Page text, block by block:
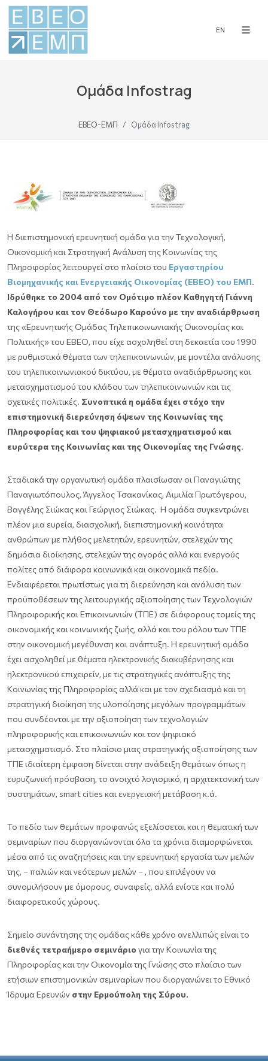
EN
Ομάδα Infostrag
ΕΒΕΟ-ΕΜΠ Ομάδα Infostrag
H διεπιστημονική ερευνητική ομάδα για την Τεχνολογική,
Οικονομική και Στρατηγική Ανάλυση της Κοινωνίας της
Πληροφορίας λειτουργεί στο πλαίσιο του Εργαστηρίου
Βιομηχανικής και Ενεργειακής Οικονομίας (ΕΒΕΟ) του ΕΜΠ.
Ιδρύθηκε το 2004 από τον Ομότιμο πλέον Καθηγητή Γιάννη
Καλογήρου και τον Θεόδωρο Καρούνο με την αναδιάρθρωση
της «Ερευνητικής Ομάδας Τηλεπικοινωνιακής Οικονομίας και
Πολιτικής» του ΕΒΕΟ, που είχε ασχοληθεί στη δεκαετία του 1990
με ρυθμιστικά θέματα των τηλεπικοινωνιών, με μοντέλα ανάλυσης
του τηλεπικοινωνιακού δικτύου, με θέματα αναδιάρθρωσης και
μετασχηματισμού του κλάδου των τηλεπικοινωνιών και τις
σχετικές πολιτικές. Συνοπτικά η ομάδα έχει στόχο την
επιστημονική διερεύνηση όψεων της Κοινωνίας της
Πληροφορίας και του ψηφιακού μετασχηματισμού και
ευρύτερα της Κοινωνίας και της Οικονομίας της Γνώσης.
Σταδιακά την οργανωτική ομάδα πλαισίωσαν οι Παναγιώτης
Παναγιωτόπουλος, Άγγελος Τσακανίκας, Αιμιλία Πρωτόγερου,
Βαγγέλης Σιώκας και Γεώργιος Σιώκας. Η ομάδα συγκεντρώνει
πλέον μια ευρεία, διασχολική, διεπιστημονική κοινότητα
ανθρώπων με πλήθος μελετητών, ερευνητών, στελεχών της
δημόσια διοίκησης, στελεχών της αγοράς αλλά και ενεργούς
πολίτες από διάφορα κοινωνικά και οικονομικά πεδία.
Ενδιαφέρεται πρωτίστως για τη διερεύνηση και ανάλυση των
προϋποθέσεων της λειτουργικής αξιοποίησης των Τεχνολογιών
Πληροφορικής και Επικοινωνιών (ΤΠΕ) σε διάφορους τομείς της
οικονομικής και κοινωνικής ζωής, αλλά και του ρόλου των ΤΠΕ
στην οικονομική μεγέθυνση και ανάπτυξη. Η ερευνητική ομάδα
έχει ασχοληθεί με θέματα ηλεκτρονικής διακυβέρνησης και
ηλεκτρονικού επιχειρείν, με τις στρατηγικές ανάπτυξης της
Κοινωνίας της Πληροφορίας αλλά και με τον σχεδιασμό και τη
στρατηγική διοίκηση της υλοποίησης μεγάλων προγραμμάτων
που συνδέονται με την αξιοποίηση των τεχνολογιών
πληροφορικής και επικοινωνιών και τον ψηφιακό
μετασχηματισμό. Στο πλαίσιο μιας στρατηγικής αξιοποίησης των
ΤΠΕ ιδιαίτερη έμφαση δίνεται στην ανάδειξη θεμάτων όπως η
ευρυζωνική πρόσβαση, το ανοιχτό λογισμικό, η αρχιτεκτονική των
συστημάτων, smart cities και ενεργειακή μετάβαση κ.ά.
Το πεδίο των θεμάτων προφανώς εξελίσσεται και η θεματική των
σεμιναρίων που διοργανώνονται όλα τα χρόνια διαμορφώνεται
μέσα από τις αναζητήσεις και την ερευνητική εργασία των μελών
της, – παλιών και νεότερων μελών – , που επιλέγουν να
συνομιλήσουν με όμορους, συναφείς, αλλά ενίοτε και πολύ
διαφορετικούς χώρους.
Σημείο συνάντησης της ομάδας κάθε χρόνο ανελλιπώς είναι το
διεθνές τετραήμερο σεμινάριο για την Κοινωνία της
Πληροφορίας και την Οικονομία της Γνώσης στο πλαίσιο των
ετήσιων επιστημονικών σεμιναρίων που διοργανώνει το Εθνικό
Ίδρυμα Ερευνών στην Ερμούπολη της Σύρου.